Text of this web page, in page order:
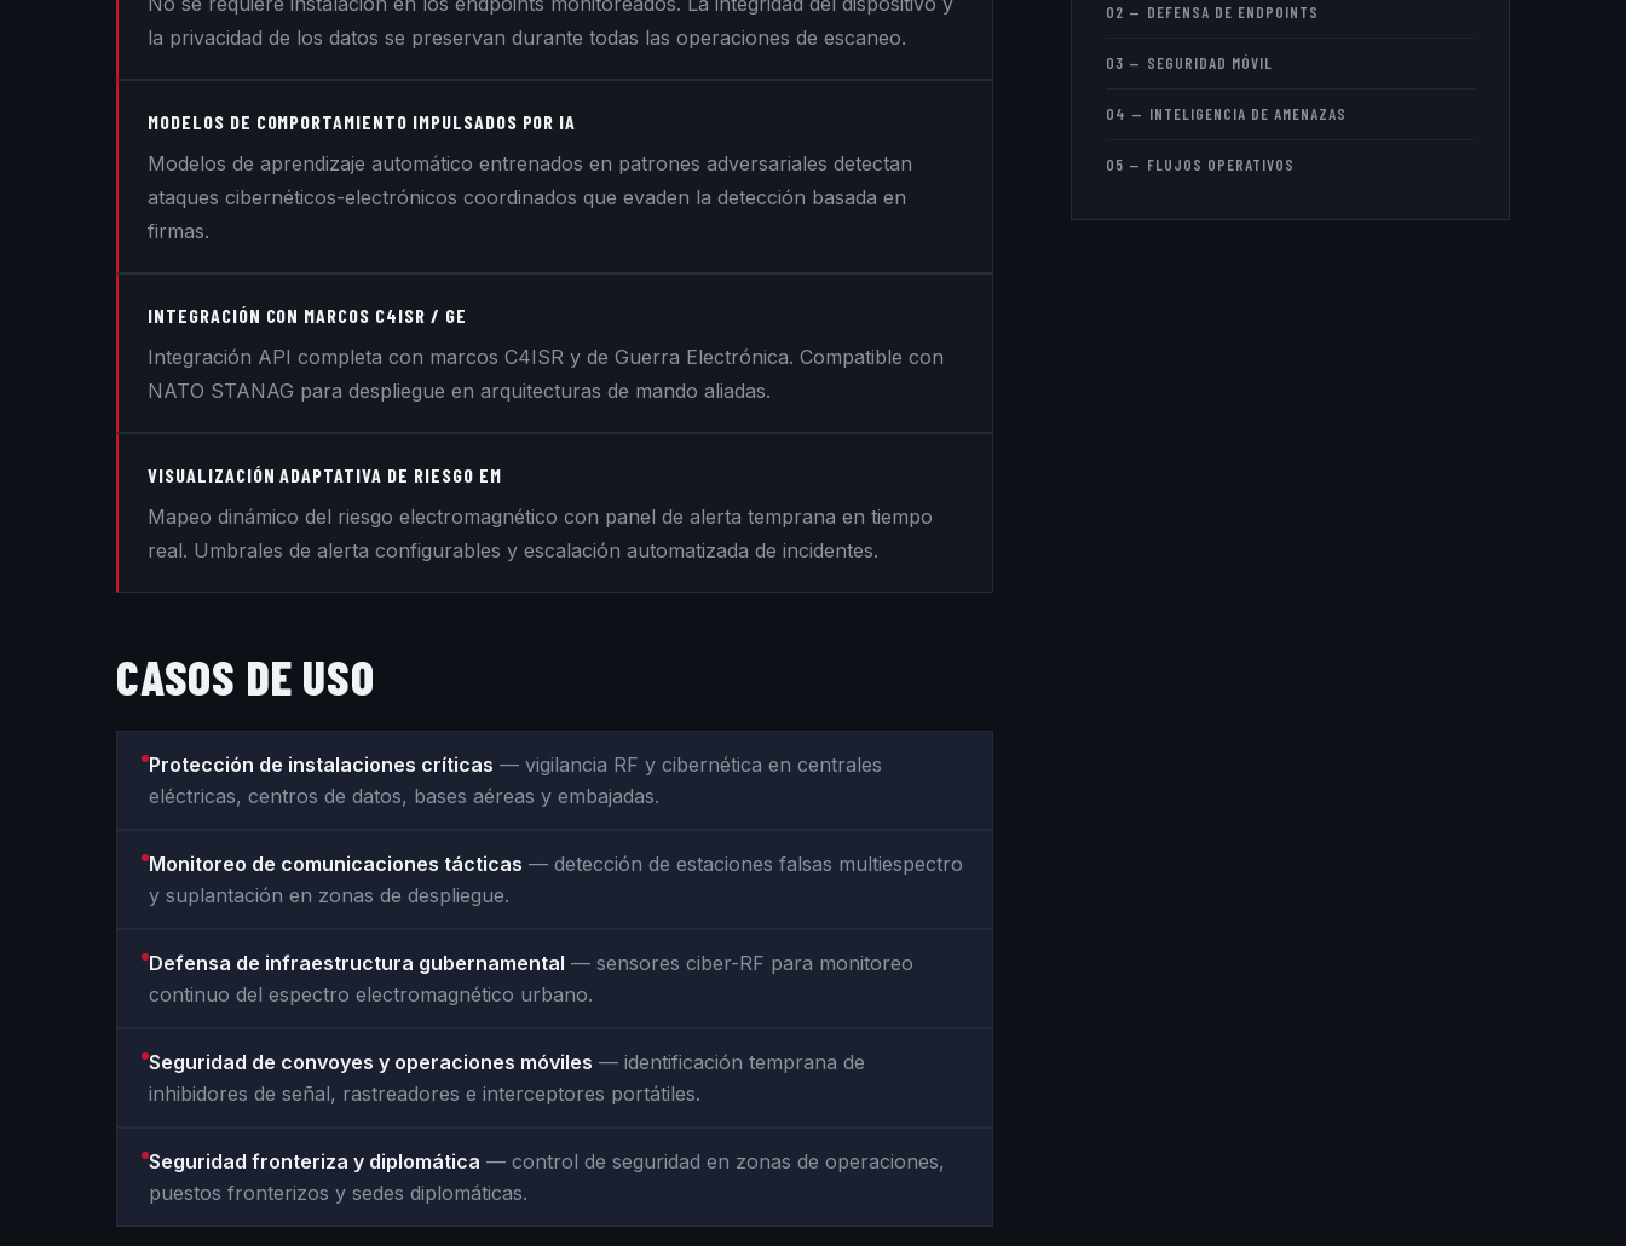
la privacidad de los datos se preservan durante todas las operaciones de escaneo.
MODELOS DE COMPORTAMIENTO IMPULSADOS POR IA
Modelos de aprendizaje automático entrenados en patrones adversariales detectan
ataques cibernéticos-electrónicos coordinados que evaden la detección basada en
firmas.
INTEGRACIÓN CON MARCOS C4ISR / GE
Integración API completa con marcos C4ISR y de Guerra Electrónica. Compatible con
NATO STANAG para despliegue en arquitecturas de mando aliadas.
VISUALIZACIÓN ADAPTATIVA DE RIESGO EM
Mapeo dinámico del riesgo electromagnético con panel de alerta temprana en tiempo
real. Umbrales de alerta configurables y escalación automatizada de incidentes.
CASOS DE USO
Protección de instalaciones críticas — vigilancia RF y cibernética en centrales
eléctricas, centros de datos, bases aéreas y embajadas.
Monitoreo de comunicaciones tácticas — detección de estaciones falsas multiespectro
y suplantación en zonas de despliegue.
Defensa de infraestructura gubernamental — sensores ciber-RF para monitoreo
continuo del espectro electromagnético urbano.
Seguridad de convoyes y operaciones móviles — identificación temprana de
inhibidores de señal, rastreadores e interceptores portátiles.
Seguridad fronteriza y diplomática — control de seguridad en zonas de operaciones,
puestos fronterizos y sedes diplomáticas.
02 — DEFENSA DE ENDPOINTS
03 — SEGURIDAD MÓVIL
04 — INTELIGENCIA DE AMENAZAS
05 — FLUJOS OPERATIVOS